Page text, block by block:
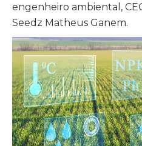
engenheiro ambiental,
Seedz Matheus Ganem.